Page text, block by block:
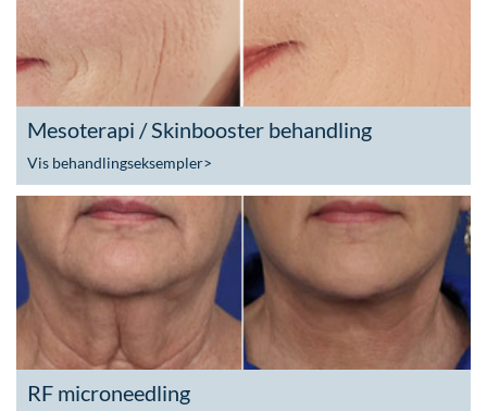
Mesoterapi / Skinbooster behandling
Vis behandlingseksempler>
RF microneedling